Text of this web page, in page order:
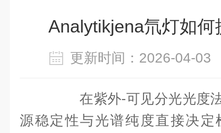
Analytikjena氘灯如
更新时间：2026-04-
在紫外-可见分光光度法
源稳定性与光谱纯度直接决定